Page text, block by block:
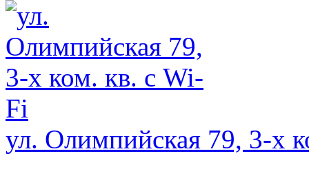
ул. Олимпийская 79, 3-х